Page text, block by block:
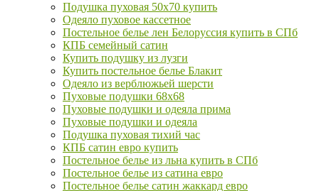
Подушка пуховая 50х70 купить
Одеяло пуховое кассетное
Постельное белье лен Белоруссия купить в СПб
КПБ семейный сатин
Купить подушку из лузги
Купить постельное белье Блакит
Одеяло из верблюжьей шерсти
Пуховые подушки 68х68
Пуховые подушки и одеяла прима
Пуховые подушки и одеяла
Подушка пуховая тихий час
КПБ сатин евро купить
Постельное белье из льна купить в СПб
Постельное белье из сатина евро
Постельное белье сатин жаккард евро